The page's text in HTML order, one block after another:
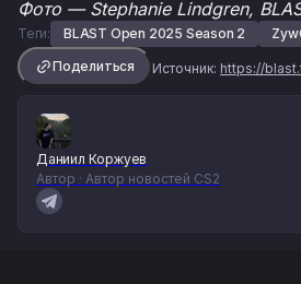
Фото — Stephanie Lindgren,
Теги: BLAST Open 2025 Season 2
Поделиться
Источник: https://blast.tv/cs/
Даниил Коржуев
Автор · Автор новостей CS2